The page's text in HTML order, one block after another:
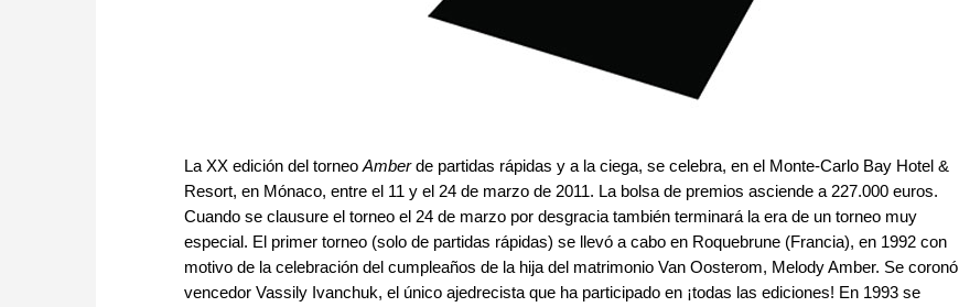
La XX edición del torneo Amberde partidas rápidas y a la ciega, se celebra, en el Monte-Carlo Bay Hotel &
Resort, en Mónaco, entre el 11 y el 24 de marzo de 2011. La bolsa de premios asciende a 227.000 euros.
Cuando se clausure el torneo el 24 de marzo por desgracia también terminará la era de un torneo muy
especial. El primer torneo (solo de partidas rápidas) se llevó a cabo en Roquebrune (Francia), en 1992 con
motivo de la celebración del cumpleaños de la hija del matrimonio Van Oosterom, Melody Amber. Se coronó
vencedor Vassily Ivanchuk, el único ajedrecista que ha participado en ¡todas las ediciones! En 1993 se